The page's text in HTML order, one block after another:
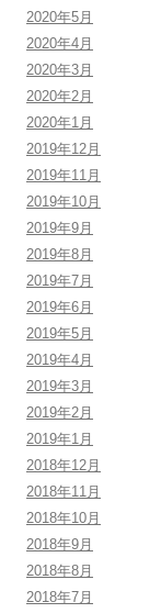
2020年5月
2020年4月
2020年3月
2020年2月
2020年1月
2019年12月
2019年11月
2019年10月
2019年9月
2019年8月
2019年7月
2019年6月
2019年5月
2019年4月
2019年3月
2019年2月
2019年1月
2018年12月
2018年11月
2018年10月
2018年9月
2018年8月
2018年7月